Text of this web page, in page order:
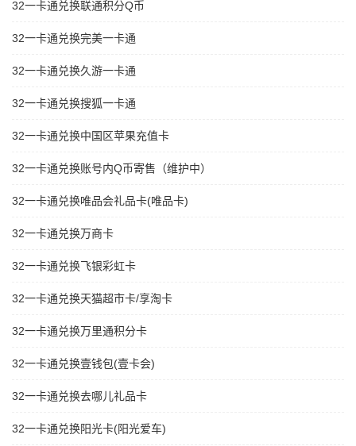
32一卡通兑换联通积分Q币
32一卡通兑换完美一卡通
32一卡通兑换久游一卡通
32一卡通兑换搜狐一卡通
32一卡通兑换中国区苹果充值卡
32一卡通兑换账号内Q币寄售（维护中）
32一卡通兑换唯品会礼品卡(唯品卡)
32一卡通兑换万商卡
32一卡通兑换飞银彩虹卡
32一卡通兑换天猫超市卡/享淘卡
32一卡通兑换万里通积分卡
32一卡通兑换壹钱包(壹卡会)
32一卡通兑换去哪儿礼品卡
32一卡通兑换阳光卡(阳光爱车)